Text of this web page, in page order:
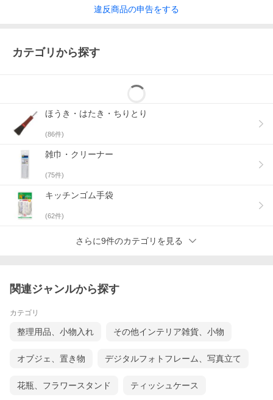
違反商品の申告をする
カテゴリから探す
ほうき・はたき・ちりとり
(86件)
雑巾・クリーナー
(75件)
キッチンゴム手袋
(62件)
さらに9件のカテゴリを見る
関連ジャンルから探す
カテゴリ
整理用品、小物入れ その他インテリア雑貨、小物
オブジェ、置き物 デジタルフォトフレーム、写真立て
花瓶、フラワースタンド ティッシュケース